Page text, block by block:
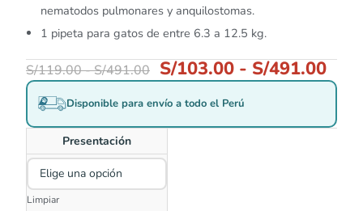
nematodos pulmonares y anquilostomas.
1 pipeta para gatos de entre 6.3 a 12.5 kg.
S/119.00-S/491.00 S/103.00 - S/491.00
Disponible para envío a todo el Perú
Presentación
Limpiar